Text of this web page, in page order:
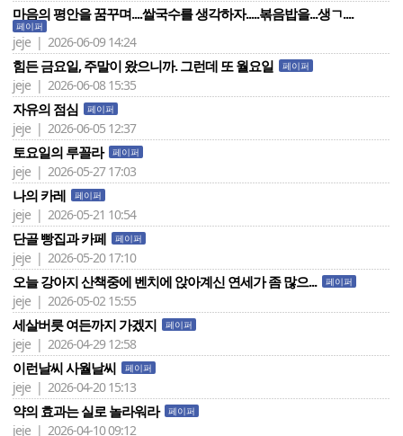
마음의 평안을 꿈꾸며....쌀국수를 생각하자.....볶음밥을...생ㄱ....
페이퍼
jeje | 2026-06-09 14:24
힘든 금요일, 주말이 왔으니까. 그런데 또 월요일 페이퍼
jeje | 2026-06-08 15:35
자유의 점심 페이퍼
jeje | 2026-06-05 12:37
토요일의 루꼴라 페이퍼
jeje | 2026-05-27 17:03
나의 카레 페이퍼
jeje | 2026-05-21 10:54
단골 빵집과 카페 페이퍼
jeje | 2026-05-20 17:10
오늘 강아지 산책중에 벤치에 앉아계신 연세가 좀 많으... 페이퍼
jeje | 2026-05-02 15:55
세살버릇 여든까지 가겠지 페이퍼
jeje | 2026-04-29 12:58
이런날씨 사월날씨 페이퍼
jeje | 2026-04-20 15:13
약의 효과는 실로 놀라워라 페이퍼
jeje | 2026-04-10 09:12